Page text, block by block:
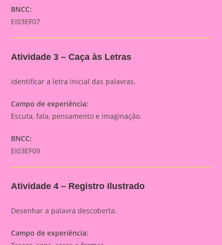
BNCC:
EI03EF07
Atividade 3 – Caça às Letras
Identificar a letra inicial das palavras.
Campo de experiência:
Escuta, fala, pensamento e imaginação.
BNCC:
EI03EF09
Atividade 4 – Registro Ilustrado
Desenhar a palavra descoberta.
Campo de experiência: